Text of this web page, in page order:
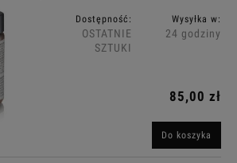
Dostępność:
OSTATNIE
SZTUKI
Wysyłka w:
24 godziny
85,00 zł
Do koszyka